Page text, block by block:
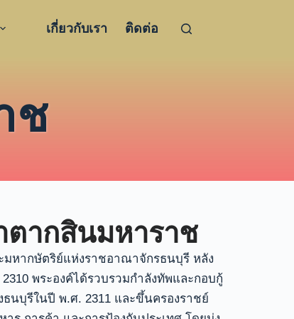
เกี่ยวกับเรา ติดต่อ
ช
ตากสินมหาราช
มหากษัตริย์แห่งราชอาณาจักรธนบุรี หลัง
พระองค์ได้รวบรวมกำลังทัพและกอบกู้
ธนบุรีในปี พ.ศ. 2311 และขึ้นครองราชย์